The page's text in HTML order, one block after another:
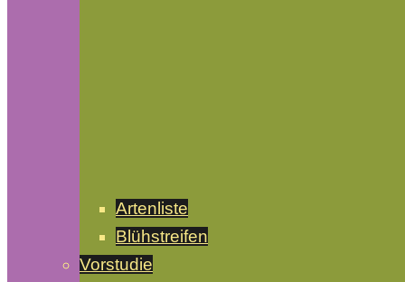
Artenliste
Blühstreifen
Vorstudie